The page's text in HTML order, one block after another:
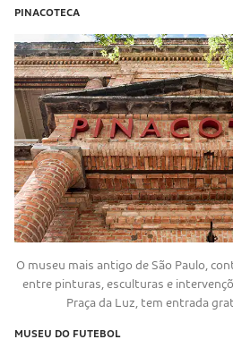
PINACOTECA
O museu mais antigo de São Paulo,
entre pinturas, esculturas e
Praça da Luz, tem entrada
MUSEU DO FUTEBOL